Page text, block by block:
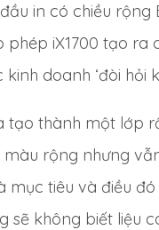
in có chiều rộng
phép iX1700 tạo
doanh ‘đòi hỏi
tạo thành một lớp
rộng nhưng
mục tiêu và điều
sẽ không biết liệu